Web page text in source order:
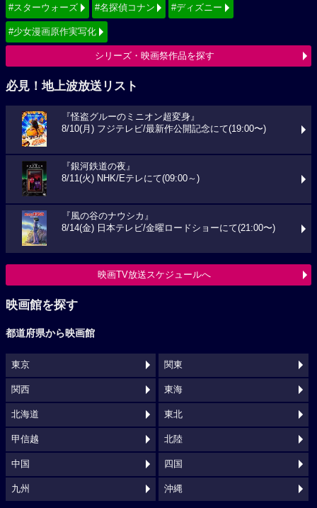
#スターウォーズ #名探偵コナン #ディズニー
#少女漫画原作実写化
シリーズ・映画祭作品を探す
必見！地上波放送リスト
『怪盗グルーのミニオン超変身』
8/10(月) フジテレビ/最新作公開記念にて(19:00〜)
『銀河鉄道の夜』
8/11(火) NHK/Eテレにて(09:00～)
『風の谷のナウシカ』
8/14(金) 日本テレビ/金曜ロードショーにて(21:00〜)
映画TV放送スケジュールへ
映画館を探す
都道府県から映画館
東京 関東
関西 東海
北海道 東北
甲信越 北陸
中国 四国
九州 沖縄